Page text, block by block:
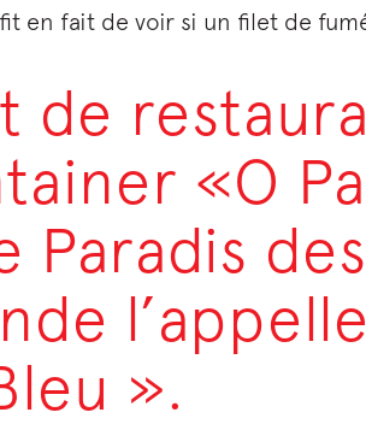
en fait de voir si un filet de
de
«O
Paradis
».